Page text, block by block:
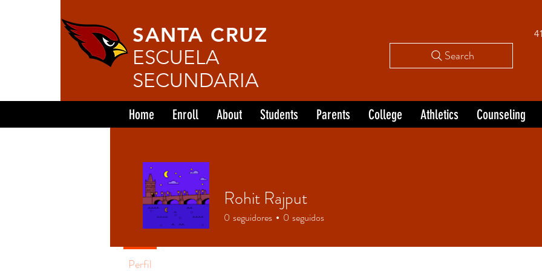
SANTA CRUZ
ESCUELA
SECUNDARIA
Search
Home Enroll About Students Parents College Athletics Counseling
Rohit Rajput
0 seguidores 0 seguidos
Perfil